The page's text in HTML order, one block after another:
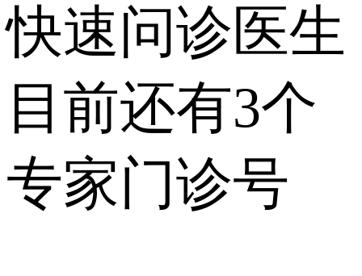
快速问诊医生
目前还有3个
专家门诊号